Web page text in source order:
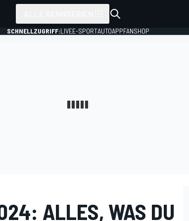
SCHNELLZUGRIFF:LIVEE-SPORTAUTOAPPFANSHOP
ALLES, WAS DU